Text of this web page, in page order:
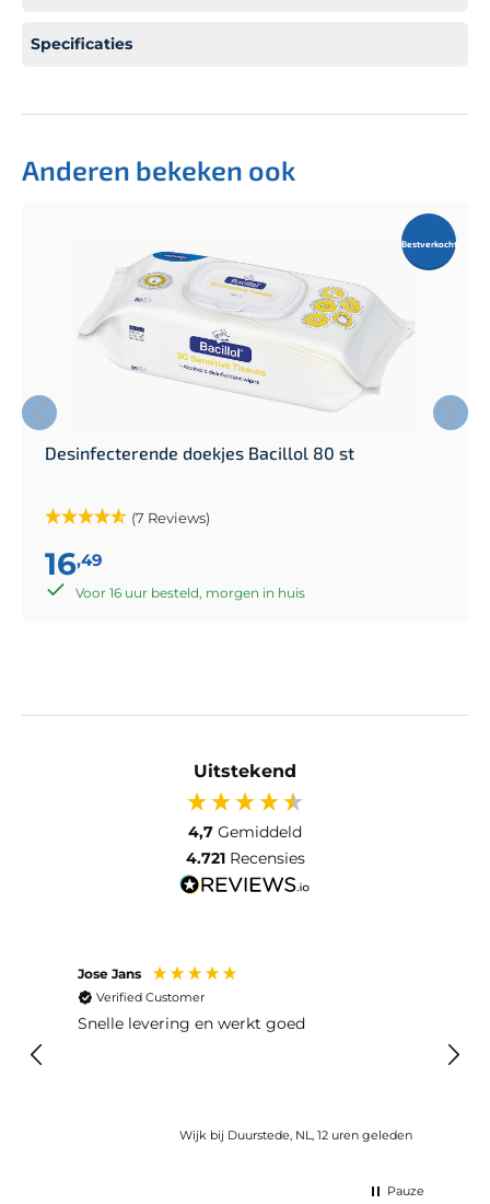
Specificaties
Anderen bekeken ook
Bestverkocht
Desinfecterende doekjes Bacillol 80 st
(7 Reviews)
16,49
Voor 16 uur besteld, morgen in huis
Uitstekend
4,7 Gemiddeld
4.721 Recensies
Jose Jans
Verified Customer
Snelle levering en werkt goed
Wijk bij Duurstede, NL, 12 uren geleden
Pauze